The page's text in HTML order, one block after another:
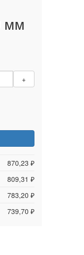
мм
+
870,23 ₽
809,31 ₽
783,20 ₽
739,70 ₽